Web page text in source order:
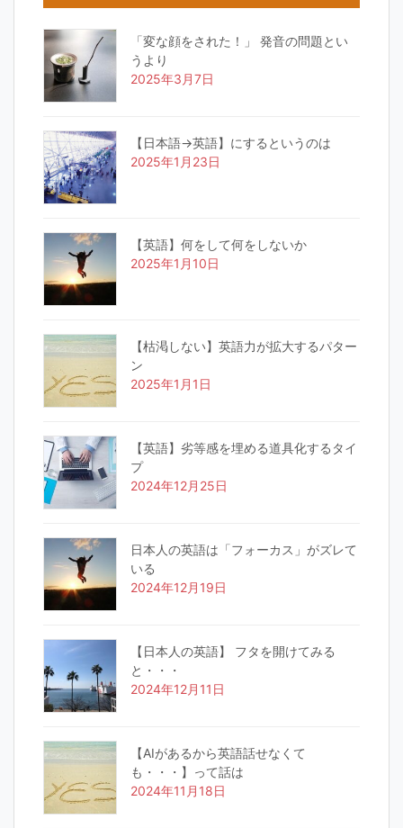
「変な顔をされた！」 発音の問題とい
うより
2025年3月7日
【日本語→英語】にするというのは
2025年1月23日
【英語】何をして何をしないか
2025年1月10日
【枯渇しない】英語力が拡大するパター
ン
2025年1月1日
【英語】劣等感を埋める道具化するタイ
プ
2024年12月25日
日本人の英語は「フォーカス」がズレて
いる
2024年12月19日
【日本人の英語】 フタを開けてみる
と・・・
2024年12月11日
【AIがあるから英語話せなくて
も・・・】って話は
2024年11月18日